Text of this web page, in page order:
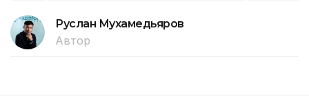
Руслан Мухамедьяров
Автор